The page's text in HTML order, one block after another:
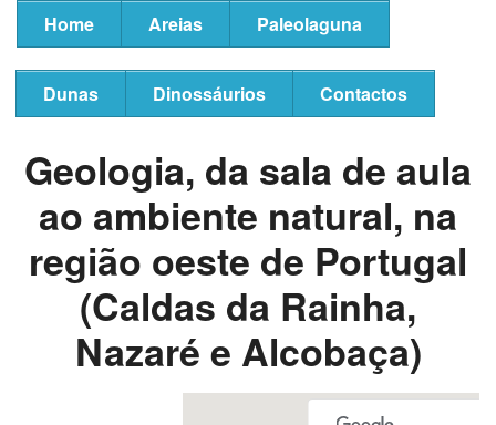
Home Areias Paleolaguna
Dunas Dinossáurios Contactos
Geologia, da sala de aula
ao ambiente natural, na
região oeste de Portugal
(Caldas da Rainha,
Nazaré e Alcobaça)